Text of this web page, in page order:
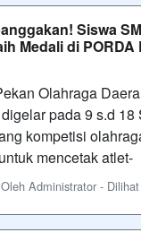
Siswa
Medali di PORDA
Olahraga
pada 9 s.d 18
kompetisi
mencetak atlet-
Administrator -